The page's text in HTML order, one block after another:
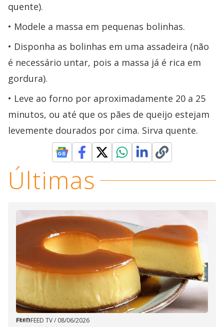
quente).
Modele a massa em pequenas bolinhas.
Disponha as bolinhas em uma assadeira (não
é necessário untar, pois a massa já é rica em
gordura).
Leve ao forno por aproximadamente 20 a 25
minutos, ou até que os pães de queijo estejam
levemente dourados por cima. Sirva quente.
Últimas
FEED TV/ 08/06/2026